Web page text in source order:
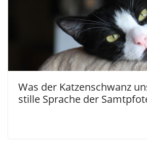
Was der Katzenschwanz
stille Sprache der